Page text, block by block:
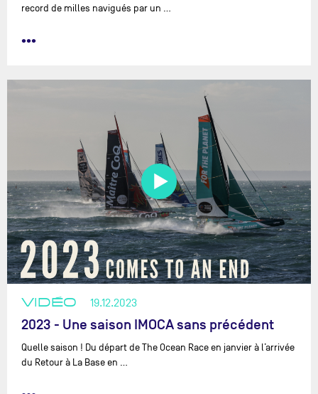
record de milles navigués par un …
•••
VIDÉO 19.12.2023
2023 - Une saison IMOCA sans précédent
Quelle saison ! Du départ de The Ocean Race en janvier à l’arrivée
du Retour à La Base en …